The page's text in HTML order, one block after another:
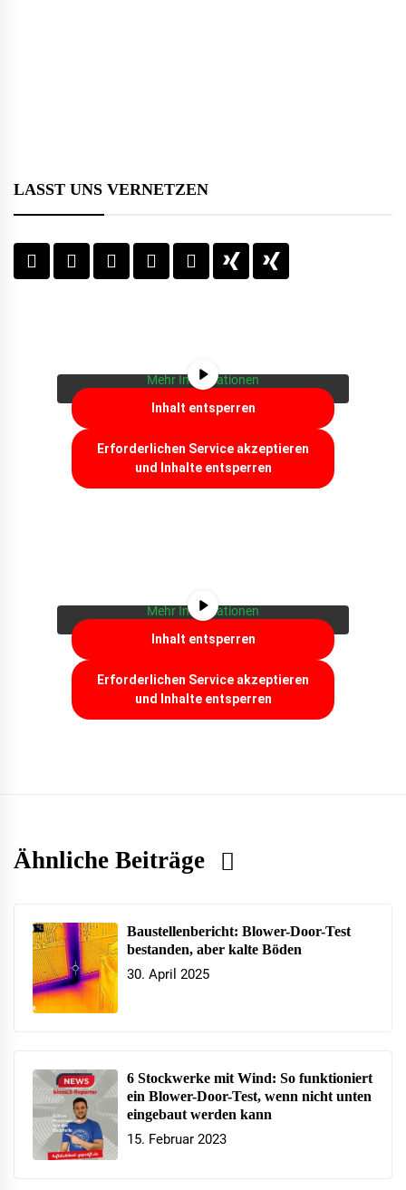
LASST UNS VERNETZEN
Mehr Informationen
Inhalt entsperren
Erforderlichen Service akzeptieren
und Inhalte entsperren
Mehr Informationen
Inhalt entsperren
Erforderlichen Service akzeptieren
und Inhalte entsperren
Ähnliche Beiträge
Baustellenbericht: Blower-Door-Test
bestanden, aber kalte Böden
30. April 2025
6 Stockwerke mit Wind: So funktioniert
ein Blower-Door-Test, wenn nicht unten
eingebaut werden kann
15. Februar 2023